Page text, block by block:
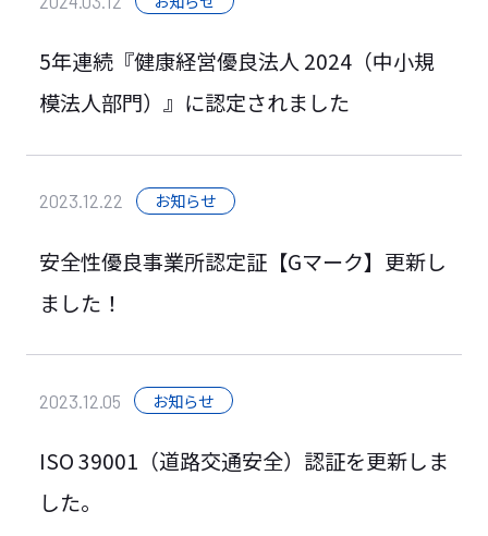
5年連続『健康経営優良法人 2024（中小規
模法人部門）』に認定されました
2023.12.22 お知らせ
安全性優良事業所認定証【Gマーク】更新し
ました！
2023.12.05 お知らせ
ISO 39001（道路交通安全）認証を更新しま
した。